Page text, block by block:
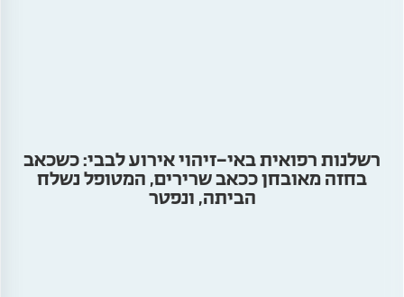
רשלנות רפואית באי-זיהוי אירוע לבבי: כשכאב
בחזה מאובחן ככאב שרירים, המטופל נשלח
הביתה, ונפטר